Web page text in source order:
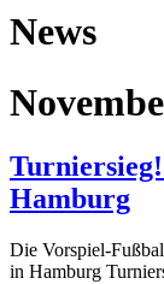
News
Hamburg
Die Vorspiel-
in Hamburg